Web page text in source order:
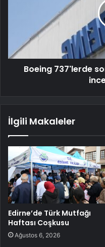
Boeing 737'lerde
İlgili Makaleler
Edirne’de Türk Mutfağı
Haftası Coşkusu
Ağustos 6, 2026